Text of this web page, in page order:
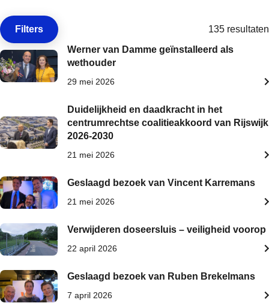
Open de
Filters
135 resultaten
Werner van Damme geïnstalleerd als
wethouder
29 mei 2026
Duidelijkheid en daadkracht in het
centrumrechtse coalitieakkoord van Rijswijk
2026-2030
21 mei 2026
Geslaagd bezoek van Vincent Karremans
21 mei 2026
Verwijderen doseersluis – veiligheid voorop
22 april 2026
Geslaagd bezoek van Ruben Brekelmans
7 april 2026